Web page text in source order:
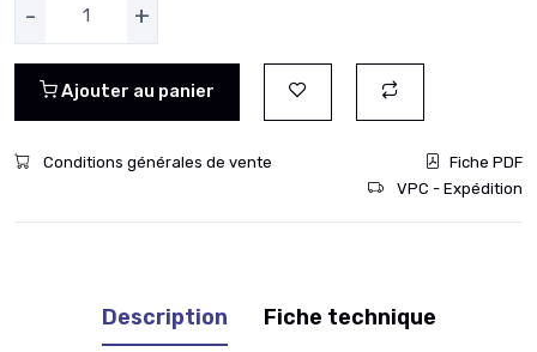
- +
Ajouter au panier
Conditions générales de vente
Fiche PDF
VPC - Expédition
Description Fiche technique